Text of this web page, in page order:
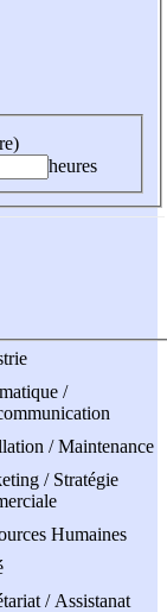
heures
/
/ Maintenance
/ Stratégie
Humaines
/ Assistanat